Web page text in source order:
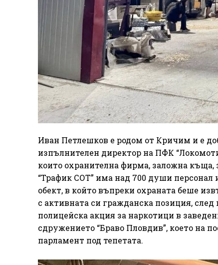
Иван Петлешков е родом от Кричим и е
изпълнителен директор на ПФК
които охранителна фирма, заложна
“Трафик СОТ” има над 700 души персонал
обект, в който въпреки охраната беше
с активната си гражданска позиция,
полицейска акция за наркотици в
сдружението “Браво Пловдив”, което на
парламент под тепетата.